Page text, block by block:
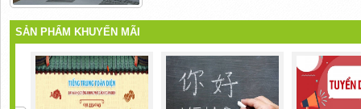
SẢN PHẨM KHUYẾN MÃI